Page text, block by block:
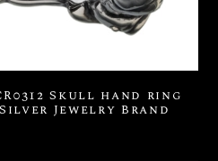
Skull hand ring
Silver Jewelry Brand